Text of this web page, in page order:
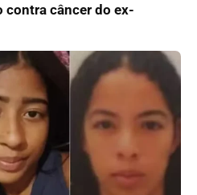
contra câncer do ex-